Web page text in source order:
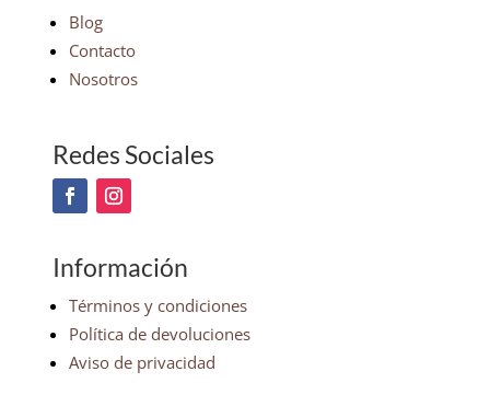
Blog
Contacto
Nosotros
Redes Sociales
Información
Términos y condiciones
Política de devoluciones
Aviso de privacidad